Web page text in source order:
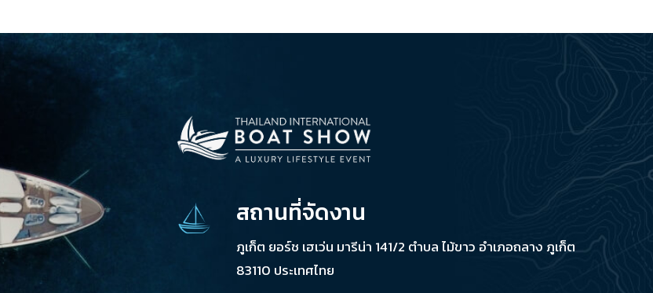
สถานที่จัดงาน
ภูเก็ต ยอร์ช เฮเว่น มารีน่า 141/2 ตำบล ไม้ขาว อำเภอถลาง ภูเก็ต
83110 ประเทศไทย